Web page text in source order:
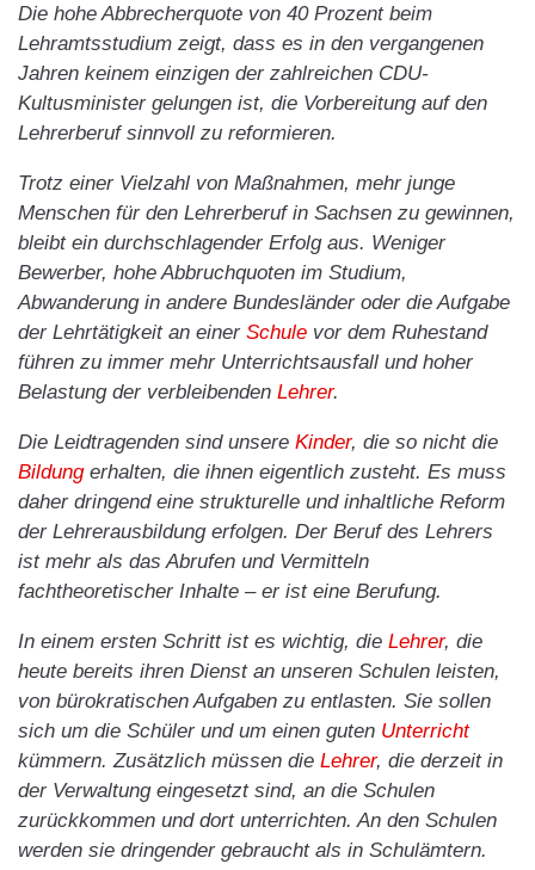
Die hohe Abbrecherquote von 40 Prozent beim
Lehramtsstudium zeigt, dass es in den vergangenen
Jahren keinem einzigen der zahlreichen CDU-
Kultusminister gelungen ist, die Vorbereitung auf den
Lehrerberuf sinnvoll zu reformieren.
Trotz einer Vielzahl von Maßnahmen, mehr junge
Menschen für den Lehrerberuf in Sachsen zu gewinnen,
bleibt ein durchschlagender Erfolg aus. Weniger
Bewerber, hohe Abbruchquoten im Studium,
Abwanderung in andere Bundesländer oder die Aufgabe
der Lehrtätigkeit an einer Schule vor dem Ruhestand
führen zu immer mehr Unterrichtsausfall und hoher
Belastung der verbleibenden Lehrer.
Die Leidtragenden sind unsere Kinder, die so nicht die
Bildungerhalten, die ihnen eigentlich zusteht. Es muss
daher dringend eine strukturelle und inhaltliche Reform
der Lehrerausbildung erfolgen. Der Beruf des Lehrers
ist mehr als das Abrufen und Vermitteln
fachtheoretischer Inhalte – er ist eine Berufung.
In einem ersten Schritt ist es wichtig, die Lehrer, die
heute bereits ihren Dienst an unseren Schulen leisten,
von bürokratischen Aufgaben zu entlasten. Sie sollen
sich um die Schüler und um einen guten Unterricht
kümmern. Zusätzlich müssen die Lehrer, die derzeit in
der Verwaltung eingesetzt sind, an die Schulen
zurückkommen und dort unterrichten. An den Schulen
werden sie dringender gebraucht als in Schulämtern.